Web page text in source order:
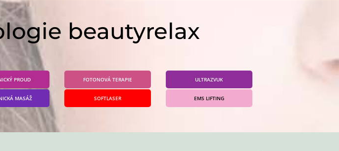
beautyrelax
PROUD
MASÁŽ
FOTONOVÁ TERAPIE
SOFTLASER
ULTRAZVUK
EMS LIFTING